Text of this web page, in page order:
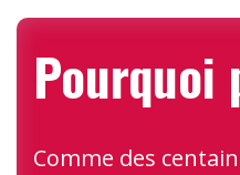
Pourquoi
Comme des